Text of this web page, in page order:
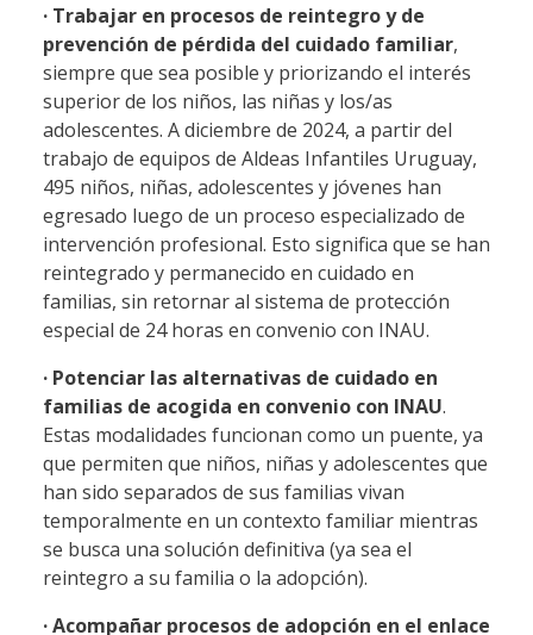
· Trabajar en procesos de reintegro y de
prevención de pérdida del cuidado familiar,
siempre que sea posible y priorizando el interés
superior de los niños, las niñas y los/as
adolescentes. A diciembre de 2024, a partir del
trabajo de equipos de Aldeas Infantiles Uruguay,
495 niños, niñas, adolescentes y jóvenes han
egresado luego de un proceso especializado de
intervención profesional. Esto significa que se han
reintegrado y permanecido en cuidado en
familias, sin retornar al sistema de protección
especial de 24 horas en convenio con INAU.
· Potenciar las alternativas de cuidado en
familias de acogida en convenio con INAU.
Estas modalidades funcionan como un puente, ya
que permiten que niños, niñas y adolescentes que
han sido separados de sus familias vivan
temporalmente en un contexto familiar mientras
se busca una solución definitiva (ya sea el
reintegro a su familia o la adopción).
· Acompañar procesos de adopción en el enlace